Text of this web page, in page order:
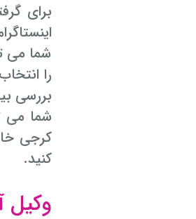
برای
شما می
را
بررسی
شما می
کرجی
کنید.
وکیل